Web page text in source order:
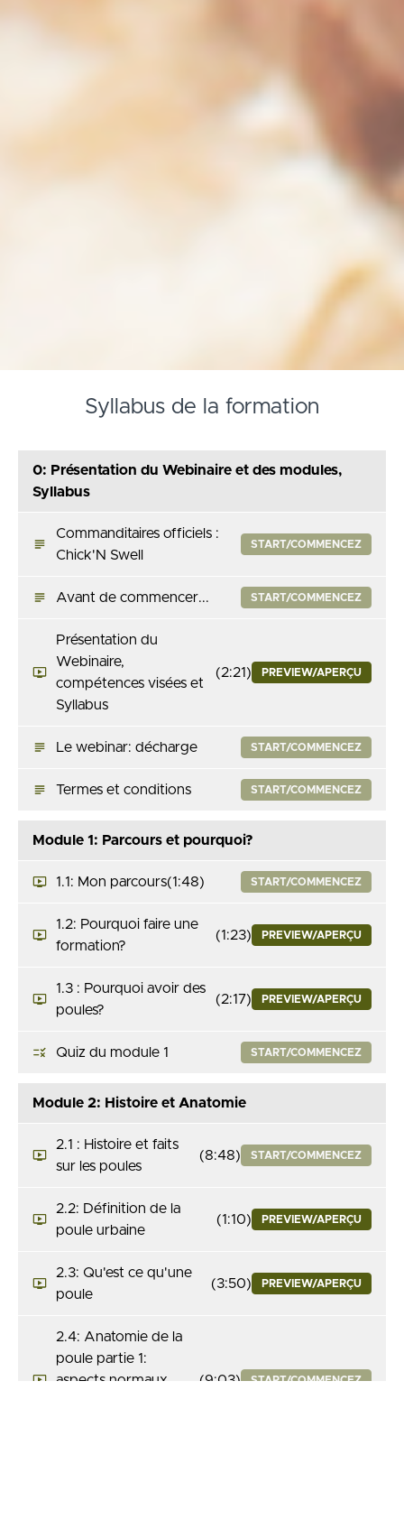
Syllabus de la formation
0: Présentation du Webinaire et des modules,
Syllabus
Commanditaires officiels :
Chick'N Swell
START/COMMENCEZ
Avant de commencer... START/COMMENCEZ
Présentation du
Webinaire,
compétences visées et
Syllabus
(2:21) PREVIEW/APERÇU
Le webinar: décharge START/COMMENCEZ
Termes et conditions START/COMMENCEZ
Module 1: Parcours et pourquoi?
1.1: Mon parcours(1:48) START/COMMENCEZ
1.2: Pourquoi faire une
formation?
(1:23) PREVIEW/APERÇU
1.3 : Pourquoi avoir des
poules?
(2:17) PREVIEW/APERÇU
Quiz du module 1 START/COMMENCEZ
Module 2: Histoire et Anatomie
2.1 : Histoire et faits
sur les poules
(8:48) START/COMMENCEZ
2.2: Définition de la
poule urbaine
(1:10) PREVIEW/APERÇU
2.3: Qu'est ce qu'une
poule
(3:50) PREVIEW/APERÇU
2.4: Anatomie de la
poule partie 1:
aspects normaux,
(9:03) START/COMMENCEZ